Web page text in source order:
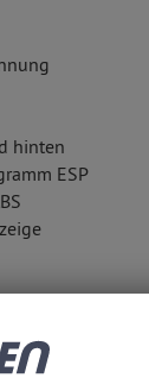
hinten
ESP